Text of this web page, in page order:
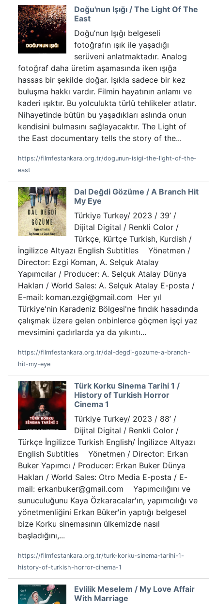
Doğu'nun Işığı / The Light Of The
East
Doğu’nun Işığı belgeseli
fotoğrafın ışık ile yaşadığı
serüveni anlatmaktadır. Analog
fotoğraf daha üretim aşamasında iken ışığa
hassas bir şekilde doğar. Işıkla sadece bir kez
buluşma hakkı vardır. Filmin hayatının anlamı ve
kaderi ışıktır. Bu yolculukta türlü tehlikeler atlatır.
Nihayetinde bütün bu yaşadıkları aslında onun
kendisini bulmasını sağlayacaktır. The Light of
the East documentary tells the story of the...
https://filmfestankara.org.tr/dogunun-isigi-the-light-of-the-
east
Dal Değdi Gözüme / A Branch Hit
My Eye
Türkiye Turkey/ 2023 / 39’ /
Dijital Digital / Renkli Color /
Türkçe, Kürtçe Turkish, Kurdish /
İngilizce Altyazı English Subtitles Yönetmen /
Director: Ezgi Koman, A. Selçuk Atalay
Yapımcılar / Producer: A. Selçuk Atalay Dünya
Hakları / World Sales: A. Selçuk Atalay E-posta /
E-mail: koman.ezgi@gmail.com Her yıl
Türkiye'nin Karadeniz Bölgesi'ne fındık hasadında
çalışmak üzere gelen onbinlerce göçmen işçi yaz
mevsimini çadırlarda ya da yıkıntı...
https://filmfestankara.org.tr/dal-degdi-gozume-a-branch-
hit-my-eye
Türk Korku Sinema Tarihi 1 /
History of Turkish Horror
Cinema 1
Türkiye Turkey/ 2023 / 88’ /
Dijital Digital / Renkli Color /
Türkçe İngilizce Turkish English/ İngilizce Altyazı
English Subtitles Yönetmen / Director: Erkan
Buker Yapımcı / Producer: Erkan Buker Dünya
Hakları / World Sales: Otro Media E-posta / E-
mail: erkanbuker@gmail.com Yapımcılığını ve
sunuculuğunu Kaya Özkaracalar'ın, yapımcılığı ve
yönetmenliğini Erkan Büker'in yaptığı belgesel
bize Korku sinemasının ülkemizde nasıl
başladığını,...
https://filmfestankara.org.tr/turk-korku-sinema-tarihi-1-
history-of-turkish-horror-cinema-1
Evlilik Meselem / My Love Affair
With Marriage